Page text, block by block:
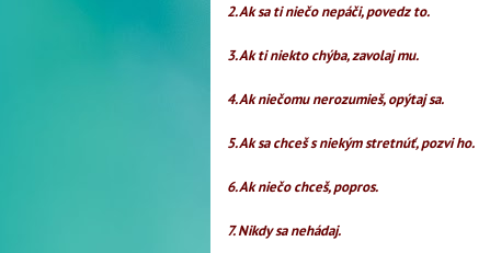
2. Ak sa ti niečo nepáči, povedz to.
3. Ak ti niekto chýba, zavolaj mu.
4. Ak niečomu nerozumieš, opýtaj sa.
5. Ak sa chceš s niekým stretnúť, pozvi ho.
6. Ak niečo chceš, popros.
7. Nikdy sa nehádaj.